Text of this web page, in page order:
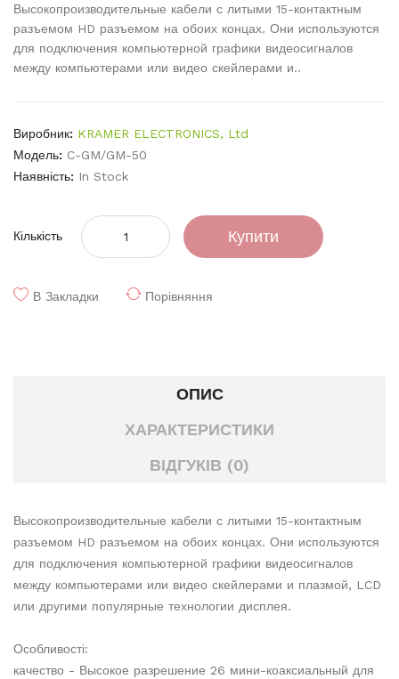
Высокопроизводительные кабели с литыми 15-контактным
разъемом HD разъемом на обоих концах. Они используются
для подключения компьютерной графики видеосигналов
между компьютерами или видео скейлерами и..
Виробник: KRAMER ELECTRONICS, Ltd
Модель: C-GM/GM-50
Наявність: In Stock
Кількість Купити
В Закладки Порівняння
ОПИС
ХАРАКТЕРИСТИКИ
ВІДГУКІВ (0)
Высокопроизводительные кабели с литыми 15-контактным
разъемом HD разъемом на обоих концах. Они используются
для подключения компьютерной графики видеосигналов
между компьютерами или видео скейлерами и плазмой, LCD
или другими популярные технологии дисплея.
Особливості:
качество - Высокое разрешение 26 мини-коаксиальный для